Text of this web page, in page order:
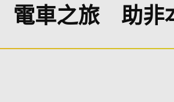
車之旅 助非